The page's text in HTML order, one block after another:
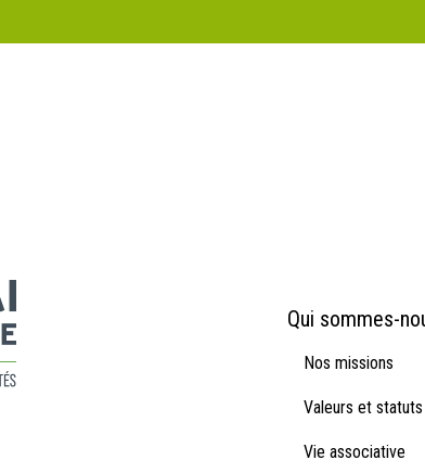
Qui sommes-
Nos missions
Valeurs et statuts
Vie associative